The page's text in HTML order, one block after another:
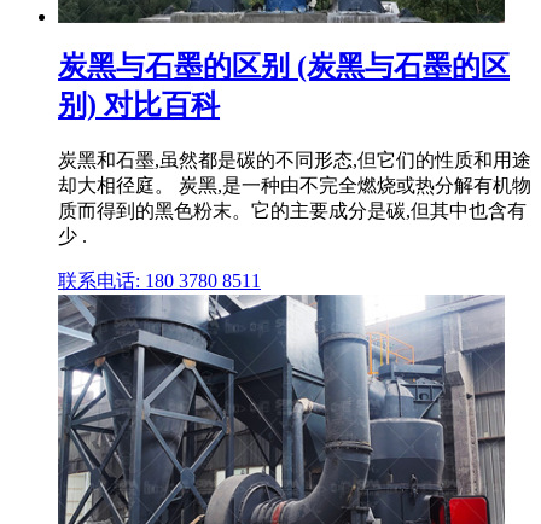
炭黑与石墨的区别 (炭黑与石墨的区
别) 对比百科
炭黑和石墨,虽然都是碳的不同形态,但它们的性质和用途
却大相径庭。 炭黑,是一种由不完全燃烧或热分解有机物
质而得到的黑色粉末。它的主要成分是碳,但其中也含有
少 .
联系电话: 180 3780 8511